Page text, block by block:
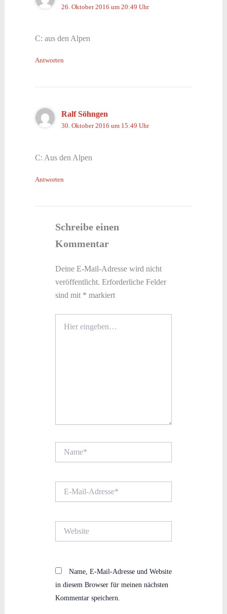
26. Oktober 2016 um 20:49 Uhr
C: aus den Alpen
Antworten
Ralf Söhngen
30. Oktober 2016 um 15:49 Uhr
C: Aus den Alpen
Antworten
Schreibe einen
Kommentar
Deine E-Mail-Adresse wird nicht
veröffentlicht. Erforderliche Felder
sind mit * markiert
eingeben…
Mail-
Name, E-Mail-Adresse und Website
in diesem Browser für meinen nächsten
Kommentar speichern.